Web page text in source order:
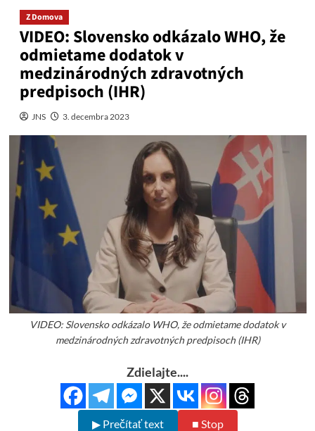
Z Domova
VIDEO: Slovensko odkázalo WHO, že
odmietame dodatok v
medzinárodných zdravotných
predpisoch (IHR)
JNS 3. decembra 2023
VIDEO: Slovensko odkázalo WHO, že odmietame dodatok v
medzinárodných zdravotných predpisoch (IHR)
Zdielajte....
▶ Prečítať text ■ Stop